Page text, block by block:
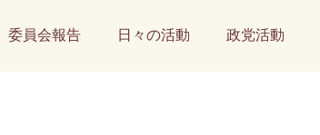
委員会報告 日々の活動 政党活動